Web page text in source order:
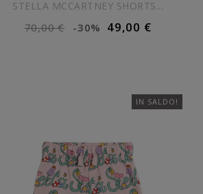
STELLA MCCARTNEY SHORTS...
70,00 € -30% 49,00 €
AGGIUNGI AL CARRELLO
IN SALDO!